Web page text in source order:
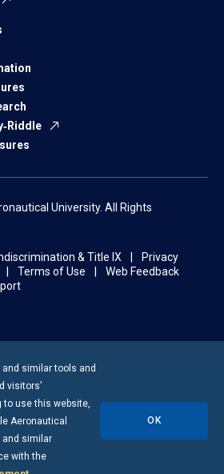
University. All Rights
& Title IX
Privacy
Terms of Use
Web Feedback
similar tools and
visitors’
to use this website,
Aeronautical
and similar
with the
OK